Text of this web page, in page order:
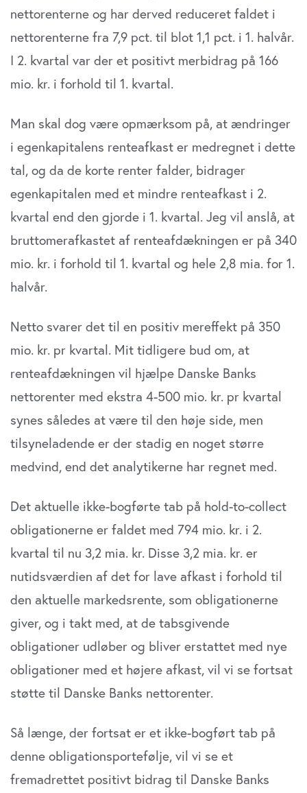
nettorenterne og har derved reduceret faldet i
nettorenterne fra 7,9 pct. til blot 1,1 pct. i 1. halvår.
I 2. kvartal var der et positivt merbidrag på 166
mio. kr. i forhold til 1. kvartal.
Man skal dog være opmærksom på, at ændringer
i egenkapitalens renteafkast er medregnet i dette
tal, og da de korte renter falder, bidrager
egenkapitalen med et mindre renteafkast i 2.
kvartal end den gjorde i 1. kvartal. Jeg vil anslå, at
bruttomerafkastet af renteafdækningen er på 340
mio. kr. i forhold til 1. kvartal og hele 2,8 mia. for 1.
halvår.
Netto svarer det til en positiv mereffekt på 350
mio. kr. pr kvartal. Mit tidligere bud om, at
renteafdækningen vil hjælpe Danske Banks
nettorenter med ekstra 4-500 mio. kr. pr kvartal
synes således at være til den høje side, men
tilsyneladende er der stadig en noget større
medvind, end det analytikerne har regnet med.
Det aktuelle ikke-bogførte tab på hold-to-collect
obligationerne er faldet med 794 mio. kr. i 2.
kvartal til nu 3,2 mia. kr. Disse 3,2 mia. kr. er
nutidsværdien af det for lave afkast i forhold til
den aktuelle markedsrente, som obligationerne
giver, og i takt med, at de tabsgivende
obligationer udløber og bliver erstattet med nye
obligationer med et højere afkast, vil vi se fortsat
støtte til Danske Banks nettorenter.
Så længe, der fortsat er et ikke-bogført tab på
denne obligationsportefølje, vil vi se et
fremadrettet positivt bidrag til Danske Banks